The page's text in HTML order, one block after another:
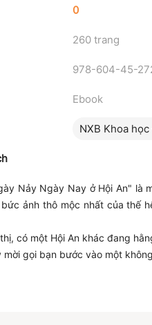
0
260 trang
978-604-45-
Ebook
NXB Khoa
Nảy Ngày Nay ở Hội An" là
ảnh thô mộc nhất của thế
có một Hội An khác đang
mời gọi bạn bước vào một
nhà bình phàm mang chút bí ẩn